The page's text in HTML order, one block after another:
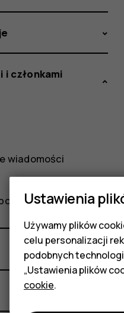
i członkami
wiadomości
Ustawienia
Używamy plików
celu personalizacji
podobnych
„Ustawienia plików
cookie.